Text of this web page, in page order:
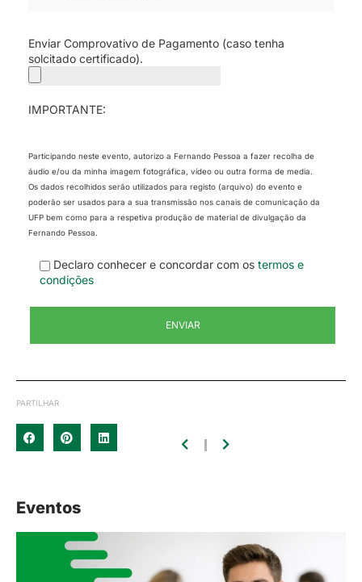
Enviar Comprovativo de Pagamento (caso tenha
solcitado certificado).
IMPORTANTE:
Participando neste evento, autorizo a Fernando Pessoa a fazer recolha de
áudio e/ou da minha imagem fotográfica, vídeo ou outra forma de media.
Os dados recolhidos serão utilizados para registo (arquivo) do evento e
poderão ser usados para a sua transmissão nos canais de comunicação da
UFP bem como para a respetiva produção de material de divulgação da
Fernando Pessoa.
Declaro conhecer e concordar com os termos e
condições
PARTILHAR
Eventos